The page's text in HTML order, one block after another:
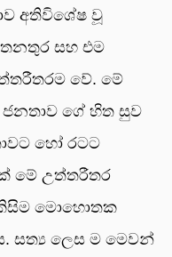
අතිවිශේෂ වූ
සහ එම
වේ. මේ
ජනතාව ගේ හිත සුව
හෝ රටට
මේ උත්තරීතර
මොහොතක
සත්‍ය ලෙස ම මෙවන්